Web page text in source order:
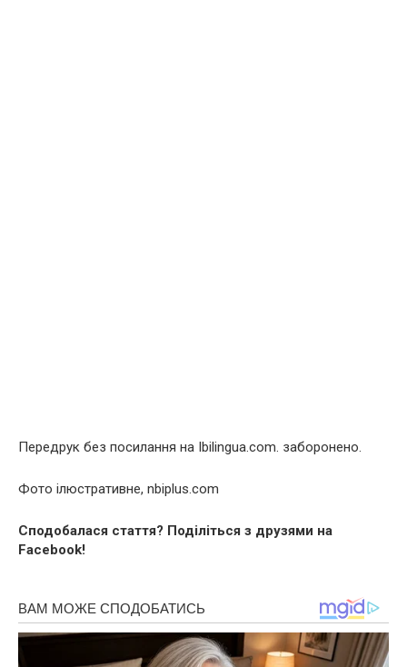
Передрук без посилання на Ibilingua.com. заборонено.
Фото ілюстративне, nbiplus.com
Сподобалася стаття? Поділіться з друзями на
Facebook!